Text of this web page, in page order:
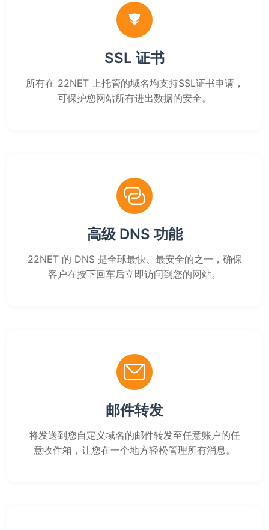
SSL 证书
所有在 22NET 上托管的域名均支持SSL证书申请，
可保护您网站所有进出数据的安全。
高级 DNS 功能
22NET 的 DNS 是全球最快、最安全的之一，确保
客户在按下回车后立即访问到您的网站。
邮件转发
将发送到您自定义域名的邮件转发至任意账户的任
意收件箱，让您在一个地方轻松管理所有消息。